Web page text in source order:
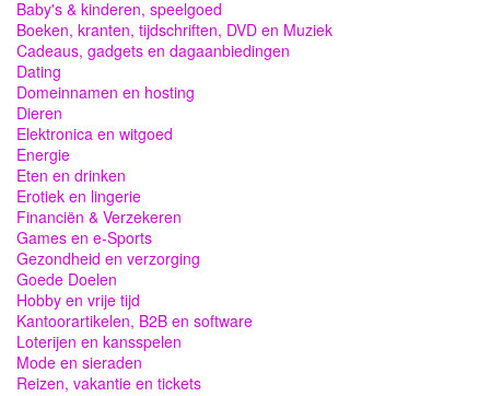
Baby's & kinderen, speelgoed
Boeken, kranten, tijdschriften, DVD en Muziek
Cadeaus, gadgets en dagaanbiedingen
Dating
Domeinnamen en hosting
Dieren
Elektronica en witgoed
Energie
Eten en drinken
Erotiek en lingerie
Financiën & Verzekeren
Games en e-Sports
Gezondheid en verzorging
Goede Doelen
Hobby en vrije tijd
Kantoorartikelen, B2B en software
Loterijen en kansspelen
Mode en sieraden
Reizen, vakantie en tickets